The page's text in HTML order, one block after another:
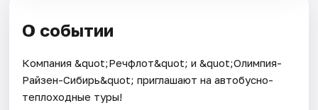
О событии
Компания &quot;Речфлот&quot; и &quot;Олимпия-
Райзен-Сибирь&quot; приглашают на автобусно-
теплоходные туры!